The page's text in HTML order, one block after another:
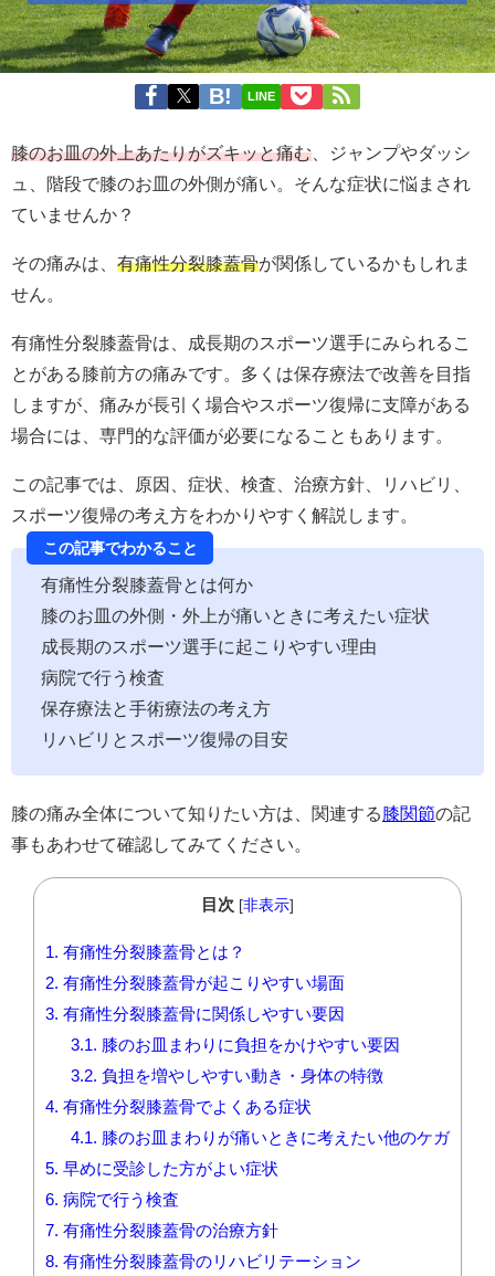
LINE
膝のお皿の外上あたりがズキッと痛む 、ジャンプやダッシ
ュ、階段で膝のお皿の外側が痛い。そんな症状に悩まされ
ていませんか？
その痛みは、 有痛性分裂膝蓋骨が関係しているかもしれま
せん。
有痛性分裂膝蓋骨は、成長期のスポーツ選手にみられるこ
とがある膝前方の痛みです。多くは保存療法で改善を目指
しますが、痛みが長引く場合やスポーツ復帰に支障がある
場合には、専門的な評価が必要になることもあります。
この記事では、原因、症状、検査、治療方針、リハビリ、
スポーツ復帰の考え方をわかりやすく解説します。
この記事でわかること
有痛性分裂膝蓋骨とは何か
膝のお皿の外側・外上が痛いときに考えたい症状
成長期のスポーツ選手に起こりやすい理由
病院で行う検査
保存療法と手術療法の考え方
リハビリとスポーツ復帰の目安
膝の痛み全体について知りたい方は、関連する 膝関節の記
事もあわせて確認してみてください。
目次 [非表示]
1.
有痛性分裂膝蓋骨とは？
2. 有痛性分裂膝蓋骨が起こりやすい場面
3. 有痛性分裂膝蓋骨に関係しやすい要因
3.1.
膝のお皿まわりに負担をかけやすい要因
3.2. 負担を増やしやすい動き・身体の特徴
4. 有痛性分裂膝蓋骨でよくある症状
4.1.
膝のお皿まわりが痛いときに考えたい他のケガ
5. 早めに受診した方がよい症状
6. 病院で行う検査
7. 有痛性分裂膝蓋骨の治療方針
8. 有痛性分裂膝蓋骨のリハビリテーション